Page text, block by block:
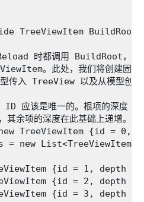
TreeViewItem BuildRoot
时都调用 BuildRoot，从
。此处，我们将创建固定
传入 TreeView 以及从模型创建
应该是唯一的。根项的深度
余项的深度在此基础上递增。
TreeViewItem {id = 0,
= new List<TreeViewItem>
{id = 1, depth =
{id = 2, depth =
{id = 3, depth =